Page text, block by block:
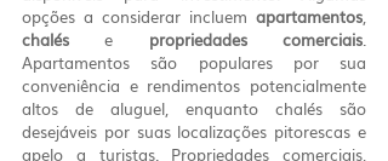
opções a considerar incluem apartamentos
chalés e propriedades comerciais.
Apartamentos são populares por sua
conveniência e rendimentos potencialmente
altos de aluguel, enquanto chalés são
desejáveis por suas localizações pitorescas e
apelo a turistas. Propriedades comerciais,